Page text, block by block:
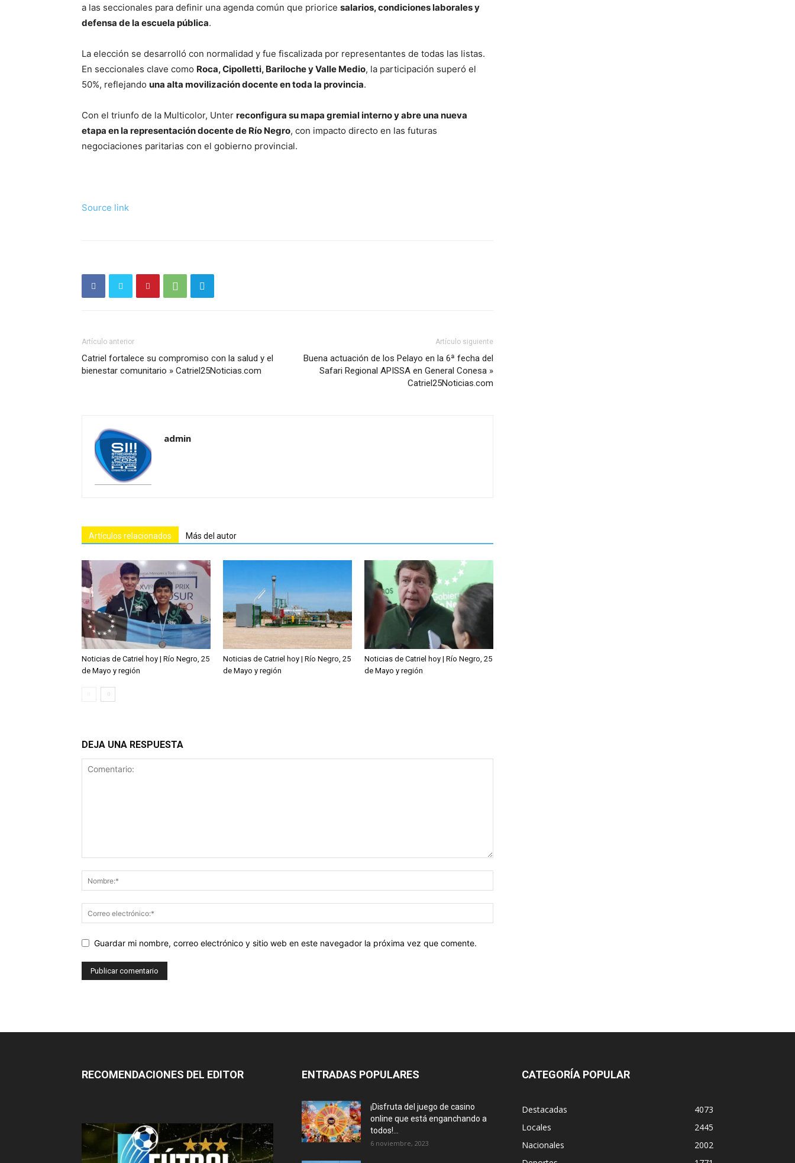
a las seccionales para definir una agenda común que priorice salarios, condiciones laborales y
defensa de la escuela pública.
La elección se desarrolló con normalidad y fue fiscalizada por representantes de todas las listas.
En seccionales clave como Roca, Cipolletti, Bariloche y Valle Medio, la participación superó el
50%, reflejando una alta movilización docente en toda la provincia.
Con el triunfo de la Multicolor, Unter reconfigura su mapa gremial interno y abre una nueva
etapa en la representación docente de Río Negro, con impacto directo en las futuras
negociaciones paritarias con el gobierno provincial.
Source link
Artículo anterior
Catriel fortalece su compromiso con la salud y el
bienestar comunitario » Catriel25Noticias.com
Artículo siguiente
Buena actuación de los Pelayo en la 6ª fecha del
Safari Regional APISSA en General Conesa »
Catriel25Noticias.com
admin
Artículos relacionados Más del autor
Noticias de Catriel hoy | Río Negro, 25
de Mayo y región
Noticias de Catriel hoy | Río Negro, 25
de Mayo y región
Noticias de Catriel hoy | Río Negro, 25
de Mayo y región
DEJA UNA RESPUESTA
Guardar mi nombre, correo electrónico y sitio web en este navegador la próxima vez que comente.
RECOMENDACIONES DEL EDITOR ENTRADAS POPULARES
¡Disfruta del juego de casino
online que está enganchando a
todos!...
6 noviembre, 2023
CATEGORÍA POPULAR
Destacadas
4073
Locales
2445
Nacionales
2002